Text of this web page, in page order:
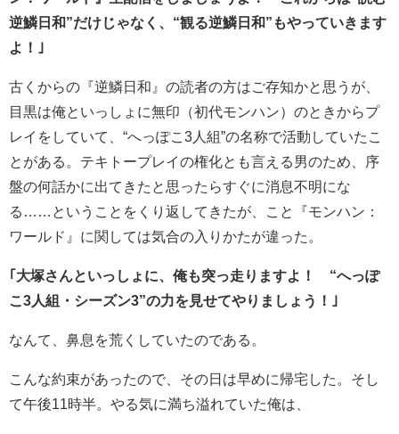
逆鱗日和”だけじゃなく、“観る逆鱗日和”もやっていきます
よ！｣
古くからの『逆鱗日和』の読者の方はご存知かと思うが、
目黒は俺といっしょに無印（初代モンハン）のときからプ
レイをしていて、“へっぽこ3人組”の名称で活動していたこ
とがある。テキトープレイの権化とも言える男のため、序
盤の何話かに出てきたと思ったらすぐに消息不明にな
る……ということをくり返してきたが、こと『モンハン：
ワールド』に関しては気合の入りかたが違った。
｢大塚さんといっしょに、俺も突っ走りますよ！ “へっぽ
こ3人組・シーズン3”の力を見せてやりましょう！｣
なんて、鼻息を荒くしていたのである。
こんな約束があったので、その日は早めに帰宅した。そし
て午後11時半。やる気に満ち溢れていた俺は、